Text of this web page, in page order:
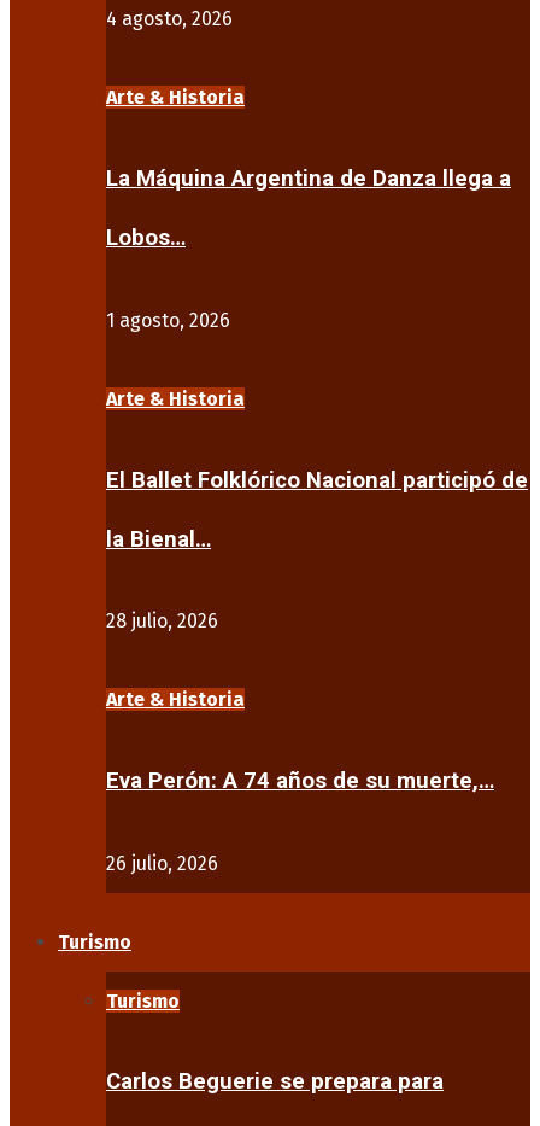
4 agosto, 2026
Arte & Historia
La Máquina Argentina de Danza llega a
Lobos…
1 agosto, 2026
Arte & Historia
El Ballet Folklórico Nacional participó de
la Bienal…
28 julio, 2026
Arte & Historia
Eva Perón: A 74 años de su muerte,…
26 julio, 2026
Turismo
Turismo
Carlos Beguerie se prepara para